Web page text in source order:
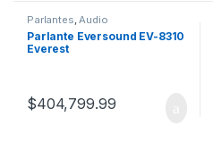
Parlantes,Audio
Parlante Eversound EV-8310
Everest
$404,799.99